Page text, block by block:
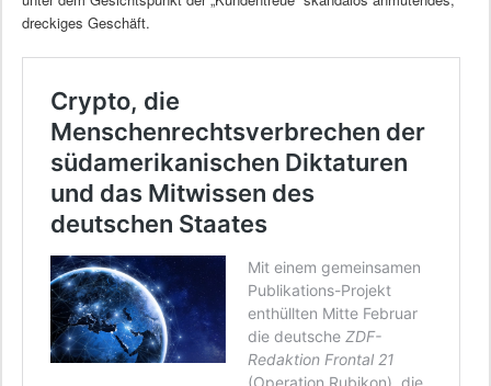
dreckiges Geschäft.